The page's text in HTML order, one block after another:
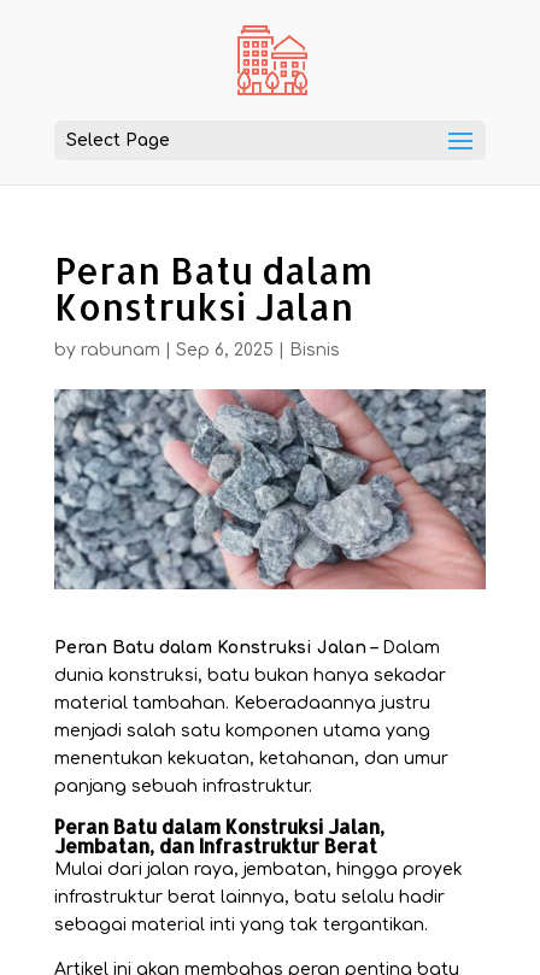
Select Page
Peran Batu dalam
Konstruksi Jalan
by rabunam Sep 6, 2025 Bisnis
Peran Batu dalam Konstruksi Jalan – Dalam
dunia konstruksi, batu bukan hanya sekadar
material tambahan. Keberadaannya justru
menjadi salah satu komponen utama yang
menentukan kekuatan, ketahanan, dan umur
panjang sebuah infrastruktur.
Peran Batu dalam Konstruksi Jalan,
Jembatan, dan Infrastruktur Berat
Mulai dari jalan raya, jembatan, hingga proyek
infrastruktur berat lainnya, batu selalu hadir
sebagai material inti yang tak tergantikan.
Artikel ini akan membahas peran penting batu